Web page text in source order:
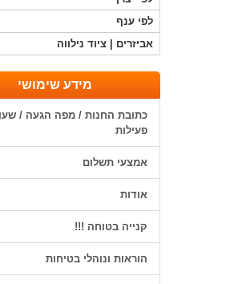
לפי ענף
אביזרים | ציוד נילווה
מידע שימושי
כתובת החנות / מפה הגעה /
פעילות
אמצעי תשלום
אודות
קנייה בטוחה !!!
הוראות ונוהלי בטיחות